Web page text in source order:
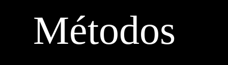
Métodos